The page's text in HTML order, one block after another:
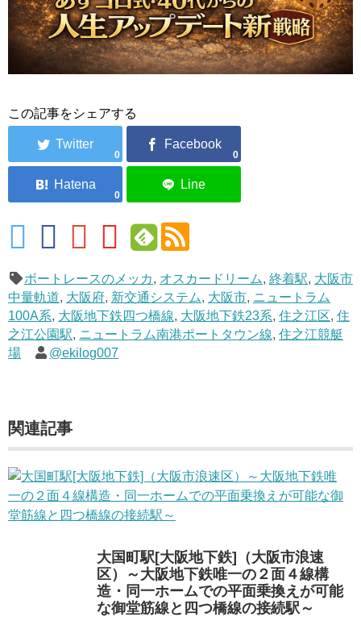
この記事をシェアする
0 0
0
ボートレースのメッカ, オスカードリーム, 終着駅, 大阪市
中量軌道, 大阪府, 新交通システム, 大阪市, ニュートラム
100A系, 大阪地下鉄四つ橋線, 大阪地下鉄23系, 住之江区, 住
之江公園駅, ニュートラム南港ポートタウン線, 住之江競艇
場
@ekilog007
関連記事
大国町駅[大阪地下鉄]（大阪市浪速
区）～大阪地下鉄唯一の２面４線構
造・同一ホームでの平面乗換えが可能
な御堂筋線と四つ橋線の接続駅～